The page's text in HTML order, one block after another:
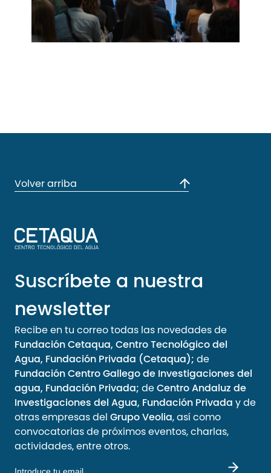
Volver arriba
Suscríbete a nuestra
newsletter
Recibe en tu correo todas las novedades de
Fundación Cetaqua, Centro Tecnológico del
Agua, Fundación Privada (Cetaqua); de
Fundación Centro Gallego de Investigaciones del
agua, Fundación Privada; deCentro Andaluz de
Investigaciones del Agua, Fundación Privada y de
otras empresas del Grupo Veolia, así como
convocatorias de próximos eventos, charlas,
actividades, entre otros.